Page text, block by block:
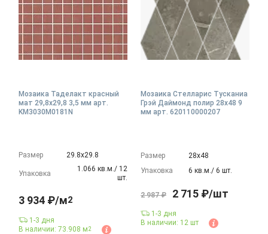
Мозаика Таделакт красный
мат 29,8x29,8 3,5 мм арт.
KM3030M0181N
Размер 29.8х29.8
Упаковка
1.066 кв.м./ 12
шт.
3 934 ₽/м2
1-3 дня
В наличии: 73.908 м2
Мозаика Стелларис Тусканиа
Грэй Даймонд полир 28x48 9
мм арт. 620110000207
Размер
28х48
Упаковка
6 кв.м./ 6 шт.
2 987 ₽ 2 715 ₽/шт
1-3 дня
В наличии: 12 шт